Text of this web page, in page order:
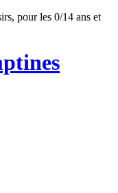
pour les 0/14 ans et